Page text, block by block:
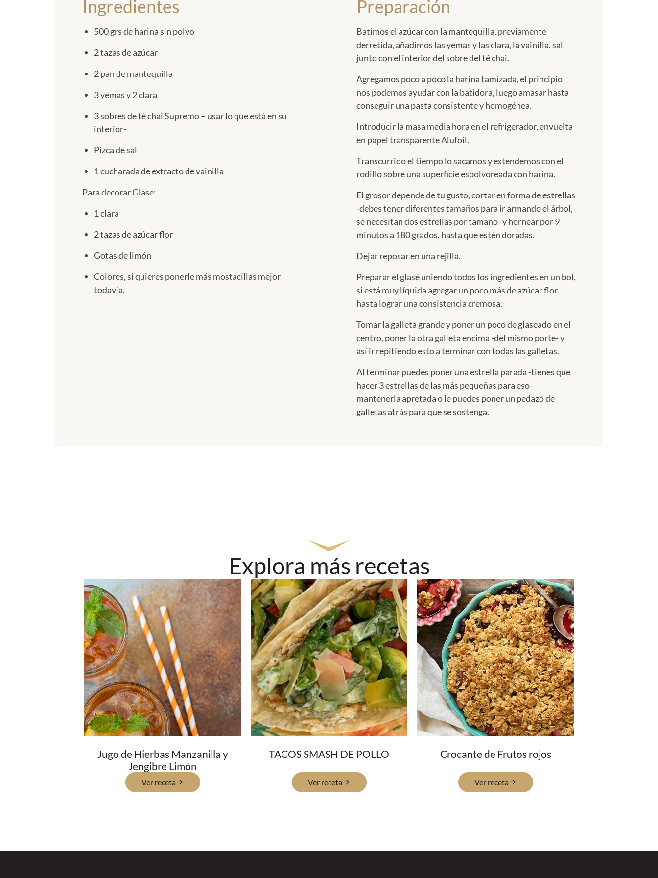
Ingredientes
500 grs de harina sin polvo
2 tazas de azúcar
2 pan de mantequilla
3 yemas y 2 clara
3 sobres de té chai Supremo – usar lo que está en su
interior-
Pizca de sal
1 cucharada de extracto de vainilla
Para decorar Glase:
1 clara
2 tazas de azúcar flor
Gotas de limón
Colores, si quieres ponerle más mostacillas mejor
todavía.
Preparación
Batimos el azúcar con la mantequilla, previamente
derretida, añadimos las yemas y las clara, la vainilla, sal
junto con el interior del sobre del té chai.
Agregamos poco a poco la harina tamizada, el principio
nos podemos ayudar con la batidora, luego amasar hasta
conseguir una pasta consistente y homogénea.
Introducir la masa media hora en el refrigerador, envuelta
en papel transparente Alufoil.
Transcurrido el tiempo lo sacamos y extendemos con el
rodillo sobre una superficie espolvoreada con harina.
El grosor depende de tu gusto, cortar en forma de estrellas
-debes tener diferentes tamaños para ir armando el árbol,
se necesitan dos estrellas por tamaño- y hornear por 9
minutos a 180 grados, hasta que estén doradas.
Dejar reposar en una rejilla.
Preparar el glasé uniendo todos los ingredientes en un bol,
si está muy líquida agregar un poco más de azúcar flor
hasta lograr una consistencia cremosa.
Tomar la galleta grande y poner un poco de glaseado en el
centro, poner la otra galleta encima -del mismo porte- y
así ir repitiendo esto a terminar con todas las galletas.
Al terminar puedes poner una estrella parada -tienes que
hacer 3 estrellas de las más pequeñas para eso-
mantenerla apretada o le puedes poner un pedazo de
galletas atrás para que se sostenga.
Explora más recetas
Jugo de Hierbas Manzanilla y
Jengibre Limón
Ver receta
TACOS SMASH DE POLLO
Ver receta
Crocante de Frutos rojos
Ver receta